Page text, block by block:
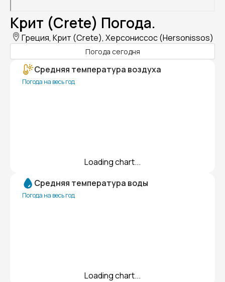
Крит (Crete) Погода.
Греция, Крит (Crete), Херсониссос (Hersonissos)
Погода сегодня
Средняя температура воздуха
Погода на весь год
Loading chart...
Средняя температура воды
Погода на весь год
Loading chart...